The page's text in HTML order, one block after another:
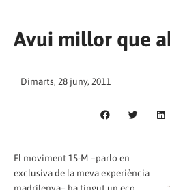
Avui millor que
Dimarts, 28 juny, 2011
El moviment 15-M –parlo en
exclusiva de la meva experiència